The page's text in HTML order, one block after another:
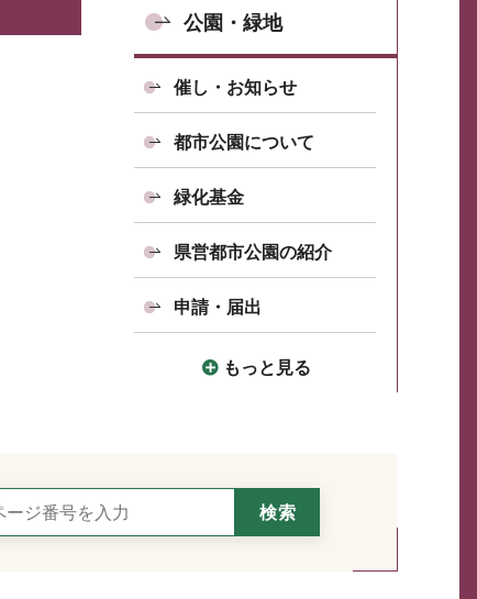
公園・緑地
催し・お知らせ
都市公園について
緑化基金
県営都市公園の紹介
申請・届出
もっと見る